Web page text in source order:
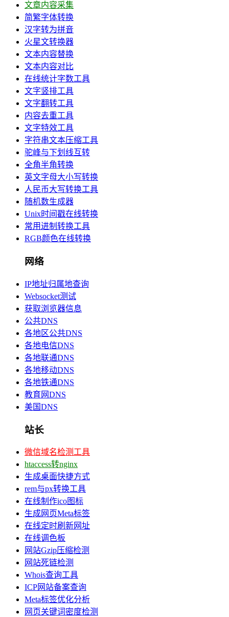
文章内容采集
简繁字体转换
汉字转为拼音
火星文转换器
文本内容替换
文本内容对比
在线统计字数工具
文字竖排工具
文字翻转工具
内容去重工具
文字特效工具
字符串文本压缩工具
驼峰与下划线互转
全角半角转换
英文字母大小写转换
人民币大写转换工具
随机数生成器
Unix时间戳在线转换
常用进制转换工具
RGB颜色在线转换
网络
IP地址归属地查询
Websocket测试
获取浏览器信息
公共DNS
各地区公共DNS
各地电信DNS
各地联通DNS
各地移动DNS
各地铁通DNS
教育网DNS
美国DNS
站长
微信域名检测工具
htaccess转nginx
生成桌面快捷方式
rem与px转换工具
在线制作ico图标
生成网页Meta标签
在线定时刷新网址
在线调色板
网站Gzip压缩检测
网站死链检测
Whois查询工具
ICP网站备案查询
Meta标签优化分析
网页关键词密度检测